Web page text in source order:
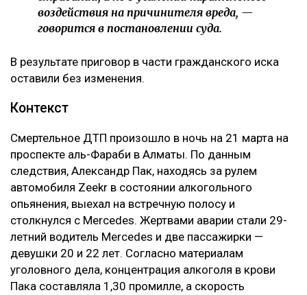
воздействия на причинителя вреда, —
говорится в постановлении суда.
В результате приговор в части гражданского иска
оставили без изменения.
Контекст
Смертельное ДТП произошло в ночь на 21 марта на
проспекте аль-Фараби в Алматы. По данным
следствия, Александр Пак, находясь за рулем
автомобиля Zeekr в состоянии алкогольного
опьянения, выехал на встречную полосу и
столкнулся с Mercedes. Жертвами аварии стали 29-
летний водитель Mercedes и две пассажирки —
девушки 20 и 22 лет. Согласно материалам
уголовного дела, концентрация алкоголя в крови
Пака составляла 1,30 промилле, а скорость